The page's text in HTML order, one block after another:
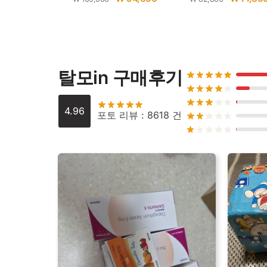
탈모in 구매후기
4.96 포토 리뷰 : 8618 건